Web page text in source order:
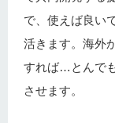
で、使えば良い
活きます。海外
すれば…とんで
させます。